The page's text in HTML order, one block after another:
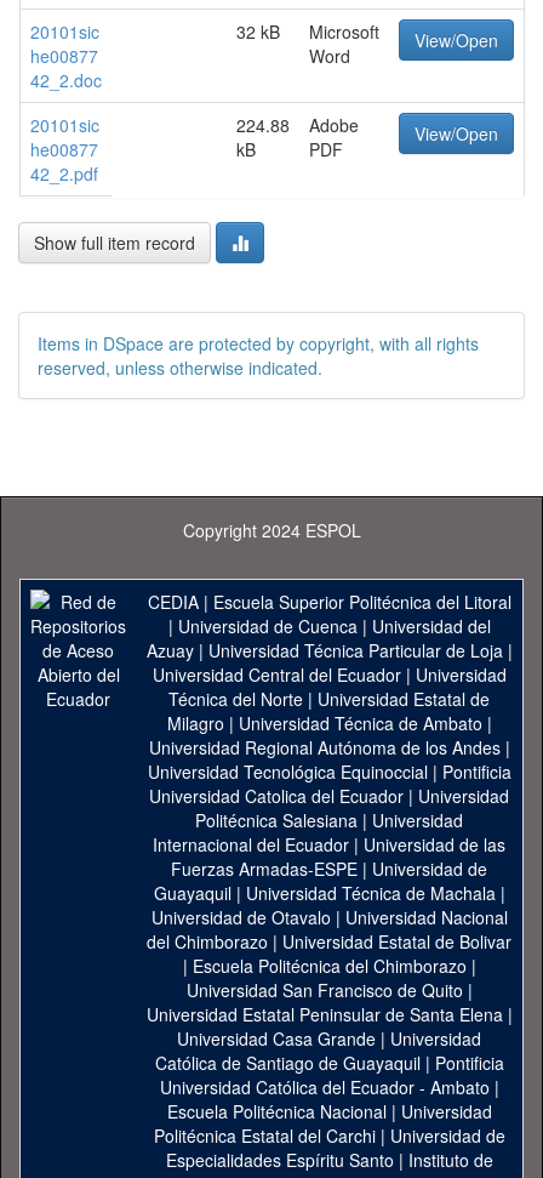
20101sic
he00877
42_2.doc
32 kB
Microsoft
Word
View/Open
20101sic
he00877
42_2.pdf
224.88
kB
Adobe
PDF
View/Open
Show full item record
Items in DSpace are protected by copyright, with all rights
reserved, unless otherwise indicated.
Copyright 2024 ESPOL
CEDIA| Escuela Superior Politécnica del Litoral
| Universidad de Cuenca| Universidad del
Azuay| Universidad Técnica Particular de Loja|
Universidad Central del Ecuador| Universidad
Técnica del Norte | Universidad Estatal de
Milagro | Universidad Técnica de Ambato |
Universidad Regional Autónoma de los Andes|
Universidad Tecnológica Equinoccial| Pontificia
Universidad Catolica del Ecuador | Universidad
Politécnica Salesiana | Universidad
Internacional del Ecuador | Universidad de las
Fuerzas Armadas-ESPE | Universidad de
Guayaquil| Universidad Técnica de Machala|
Universidad de Otavalo | Universidad Nacional
del Chimborazo | Universidad Estatal de Bolivar
| Escuela Politécnica del Chimborazo |
Universidad San Francisco de Quito |
Universidad Estatal Peninsular de Santa Elena|
Universidad Casa Grande | Universidad
Católica de Santiago de Guayaquil| Pontificia
Universidad Católica del Ecuador - Ambato |
Escuela Politécnica Nacional| Universidad
Politécnica Estatal del Carchi| Universidad de
Especialidades Espíritu Santo | Instituto de